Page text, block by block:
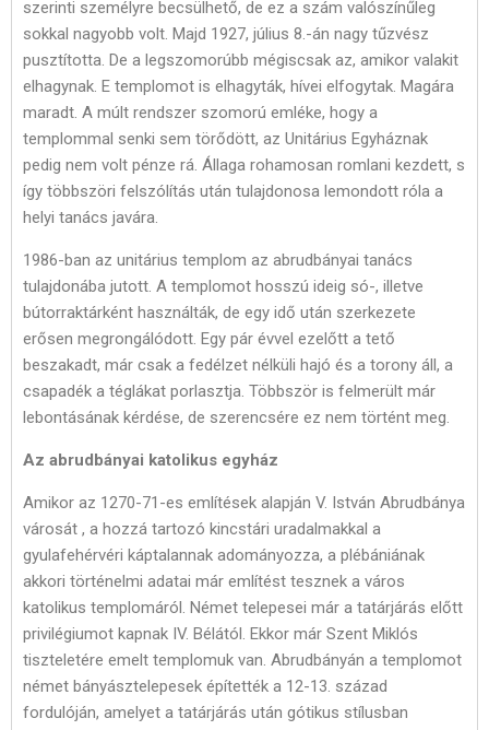
szerinti személyre becsülhető, de ez a szám valószínűleg
sokkal nagyobb volt. Majd 1927, július 8.-án nagy tűzvész
pusztította. De a legszomorúbb mégiscsak az, amikor valakit
elhagynak. E templomot is elhagyták, hívei elfogytak. Magára
maradt. A múlt rendszer szomorú emléke, hogy a
templommal senki sem törődött, az Unitárius Egyháznak
pedig nem volt pénze rá. Állaga rohamosan romlani kezdett, s
így többszöri felszólítás után tulajdonosa lemondott róla a
helyi tanács javára.
1986-ban az unitárius templom az abrudbányai tanács
tulajdonába jutott. A templomot hosszú ideig só-, illetve
bútorraktárként használták, de egy idő után szerkezete
erősen megrongálódott. Egy pár évvel ezelőtt a tető
beszakadt, már csak a fedélzet nélküli hajó és a torony áll, a
csapadék a téglákat porlasztja. Többször is felmerült már
lebontásának kérdése, de szerencsére ez nem történt meg.
Az abrudbányai katolikus egyház
Amikor az 1270-71-es említések alapján V. István Abrudbánya
városát , a hozzá tartozó kincstári uradalmakkal a
gyulafehérvéri káptalannak adományozza, a plébániának
akkori történelmi adatai már említést tesznek a város
katolikus templomáról. Német telepesei már a tatárjárás előtt
privilégiumot kapnak IV. Bélától. Ekkor már Szent Miklós
tiszteletére emelt templomuk van. Abrudbányán a templomot
német bányásztelepesek építették a 12-13. század
fordulóján, amelyet a tatárjárás után gótikus stílusban